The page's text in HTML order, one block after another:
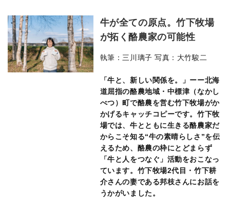
牛が全ての原点。竹下牧場
が拓く酪農家の可能性
執筆：三川璃子 写真：大竹駿二
「牛と、新しい関係を。」ーー北海
道屈指の酪農地域・中標津（なかし
べつ）町で酪農を営む竹下牧場がか
かげるキャッチコピーです。竹下牧
場では、牛とともに生きる酪農家だ
からこそ知る“牛の素晴らしさ”を伝
えるため、酪農の枠にとどまらず
「牛と人をつなぐ」活動をおこなっ
ています。竹下牧場2代目・竹下耕
介さんの妻である邦枝さんにお話を
うかがいました。